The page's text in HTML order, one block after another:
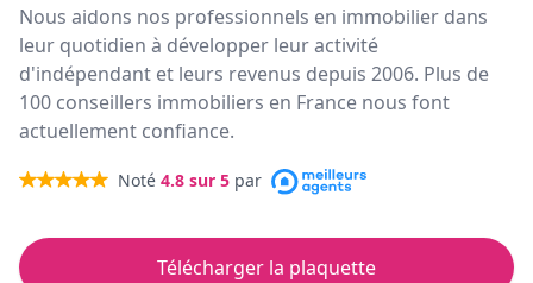
Nous aidons nos professionnels en immobilier dans
leur quotidien à développer leur activité
d'indépendant et leurs revenus depuis 2006. Plus de
100 conseillers immobiliers en France nous font
actuellement confiance.
Noté 4.8 sur 5 par
Télécharger la plaquette